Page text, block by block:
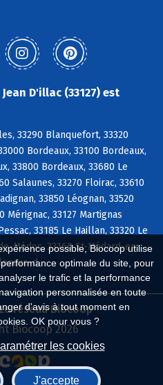
possible, Biocoop utilise
optimale du site, pour
le trafic et la performance
personnalisée en toute
d'avis à tout moment en
OK pour vous ?
les cookies
J'accepte
D'illac (33127) est
33290 Blanquefort, 33320
Bordeaux, 33100 Bordeaux,
33800 Bordeaux, 33680 Le
Salaunes, 33270 Floirac, 33610
33850 Léognan, 33520
Mérignac, 33127 Martignas
33185 Le Haillan, 33320 Le
Médoc, 33160 St-Médard-en-
d
réseau Biocoop
Biocoop 2026